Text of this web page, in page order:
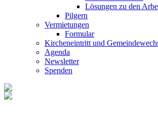
Lösungen zu den
Pilgern
Vermietungen
Formular
Kircheneintritt und
Agenda
Newsletter
Spenden